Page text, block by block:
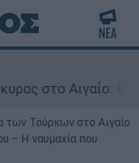
Αιγαίο: Εικονική
των Τούρκων στο Αιγαίο
– Η ναυμαχία που